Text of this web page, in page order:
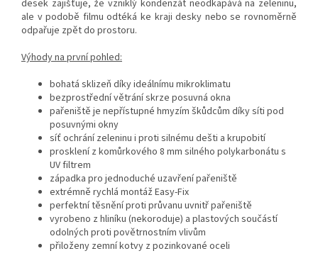
desek zajišťuje, že vzniklý kondenzát neodkapává na zeleninu,
ale v podobě filmu odtéká ke kraji desky nebo se rovnoměrně
odpařuje zpět do prostoru.
Výhody na první pohled:
bohatá sklizeň díky ideálnímu mikroklimatu
bezprostřední větrání skrze posuvná okna
pařeniště je nepřístupné hmyzím škůdcům díky síti pod
posuvnými okny
síť ochrání zeleninu i proti silnému dešti a krupobití
prosklení z komůrkového 8 mm silného polykarbonátu s
UV filtrem
západka pro jednoduché uzavření pařeniště
extrémně rychlá montáž Easy-Fix
perfektní těsnění proti průvanu uvnitř pařeniště
vyrobeno z hliníku (nekoroduje) a plastových součástí
odolných proti povětrnostním vlivům
přiloženy zemní kotvy z pozinkované oceli